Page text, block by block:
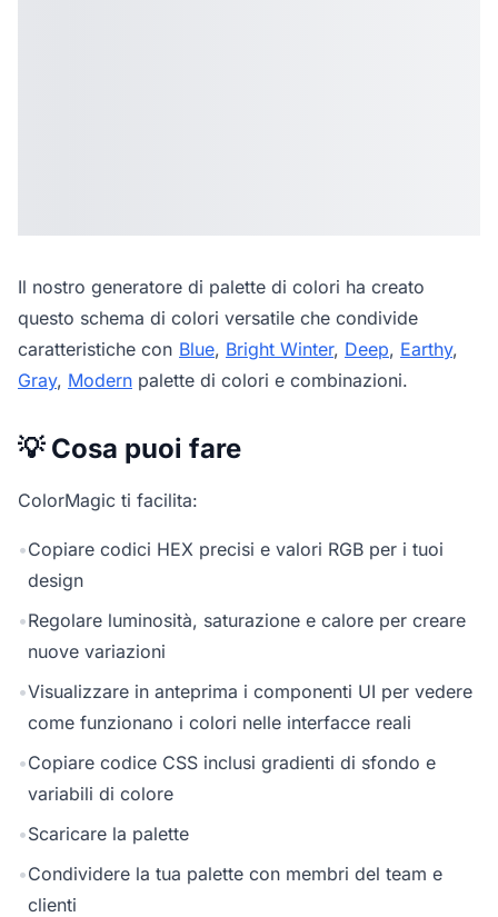
Il nostro generatore di palette di colori ha creato
questo schema di colori versatile che condivide
caratteristiche con Blue, Bright Winter, Deep, Earthy,
Gray, Modern palette di colori e combinazioni.
💡 Cosa puoi fare
ColorMagic ti facilita:
•Copiare codici HEX precisi e valori RGB per i tuoi
design
•Regolare luminosità, saturazione e calore per creare
nuove variazioni
•Visualizzare in anteprima i componenti UI per vedere
come funzionano i colori nelle interfacce reali
•Copiare codice CSS inclusi gradienti di sfondo e
variabili di colore
•Scaricare la palette
•Condividere la tua palette con membri del team e
clienti